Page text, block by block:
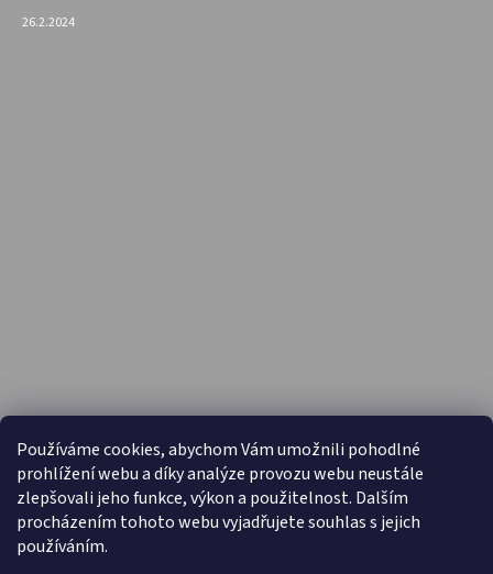
Používáme cookies, abychom Vám umožnili pohodlné
prohlížení webu a díky analýze provozu webu neustále
zlepšovali jeho funkce, výkon a použitelnost. Dalším
procházením tohoto webu vyjadřujete souhlas s jejich
používáním.
26.2.2024
PŘIJÍMÁME ONLINE PLATBY